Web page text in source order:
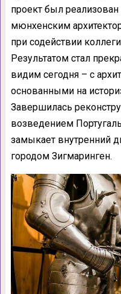
проект был
мюнхенским
при содействии
Результатом стал
видим сегодня – с
основанными на
Завершилась
возведением
замыкает внутренний
городом Зигмаринген.